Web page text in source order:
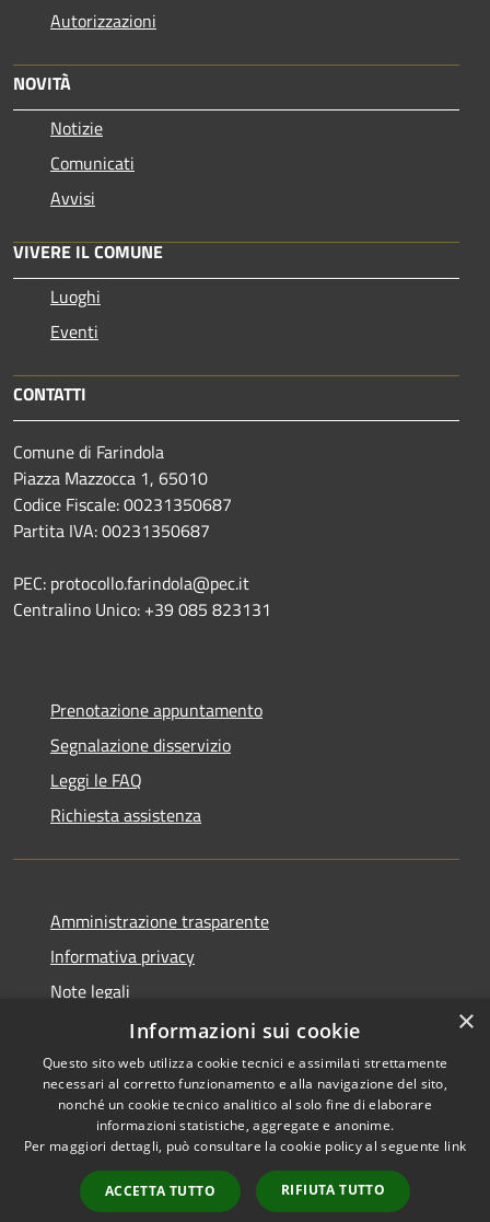
Autorizzazioni
NOVITÀ
Notizie
Comunicati
Avvisi
VIVERE IL COMUNE
Luoghi
Eventi
CONTATTI
Comune di Farindola
Piazza Mazzocca 1, 65010
Codice Fiscale: 00231350687
Partita IVA: 00231350687
PEC: protocollo.farindola@pec.it
Centralino Unico: +39 085 823131
Prenotazione appuntamento
Segnalazione disservizio
Leggi le FAQ
Richiesta assistenza
Amministrazione trasparente
Informativa privacy
Note legali
Dichiarazione di accessibilità
RSS
Accessibilità
Copyright © 2026 • Comune di
Municipium•
Accesso
redazione
×
Informazioni sui cookie
Questo sito web utilizza cookie tecnici e assimilati strettamente
necessari al corretto funzionamento e alla navigazione del sito,
nonché un cookie tecnico analitico al solo fine di elaborare
informazioni statistiche, aggregate e anonime.
Per maggiori dettagli, può consultare la cookie policy al seguente link
ACCETTA TUTTO RIFIUTA TUTTO